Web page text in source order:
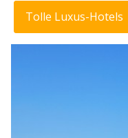
Tolle Luxus-Hotels